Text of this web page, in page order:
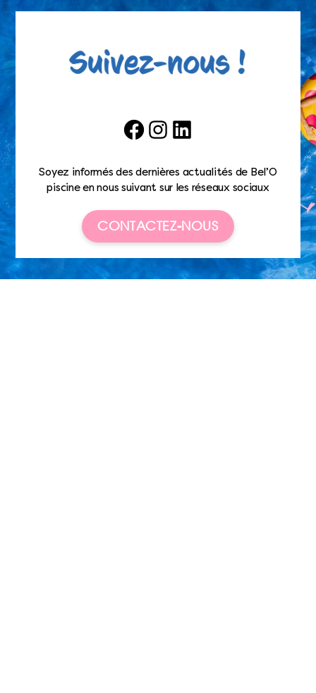
FacebookInstagramLinkedIn
Soyez informés des dernières actualités de Bel’O
piscine en nous suivant sur les réseaux sociaux
CONTACTEZ-NOUS